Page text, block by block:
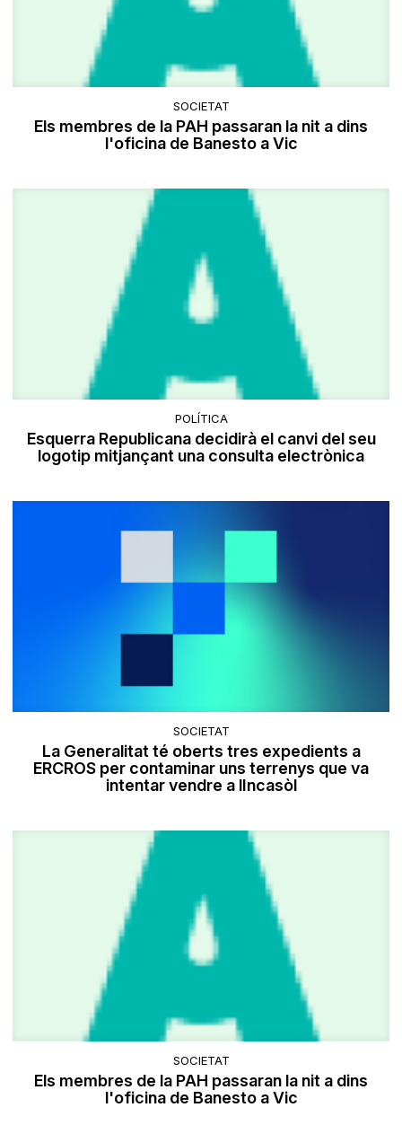
SOCIETAT
Els membres de la PAH passaran la nit a dins
l'oficina de Banesto a Vic
POLÍTICA
Esquerra Republicana decidirà el canvi del seu
logotip mitjançant una consulta electrònica
SOCIETAT
La Generalitat té oberts tres expedients a
ERCROS per contaminar uns terrenys que va
intentar vendre a lIncasòl
SOCIETAT
Els membres de la PAH passaran la nit a dins
l'oficina de Banesto a Vic